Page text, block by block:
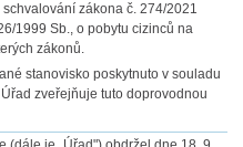
zákona č. 274/2021
1999 Sb., o pobytu cizinců na
zákonů.
stanovisko poskytnuto v souladu
zveřejňuje tuto doprovodnou